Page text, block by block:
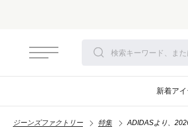
新着ア
ジーンズファクトリー 特集 ADIDASより、